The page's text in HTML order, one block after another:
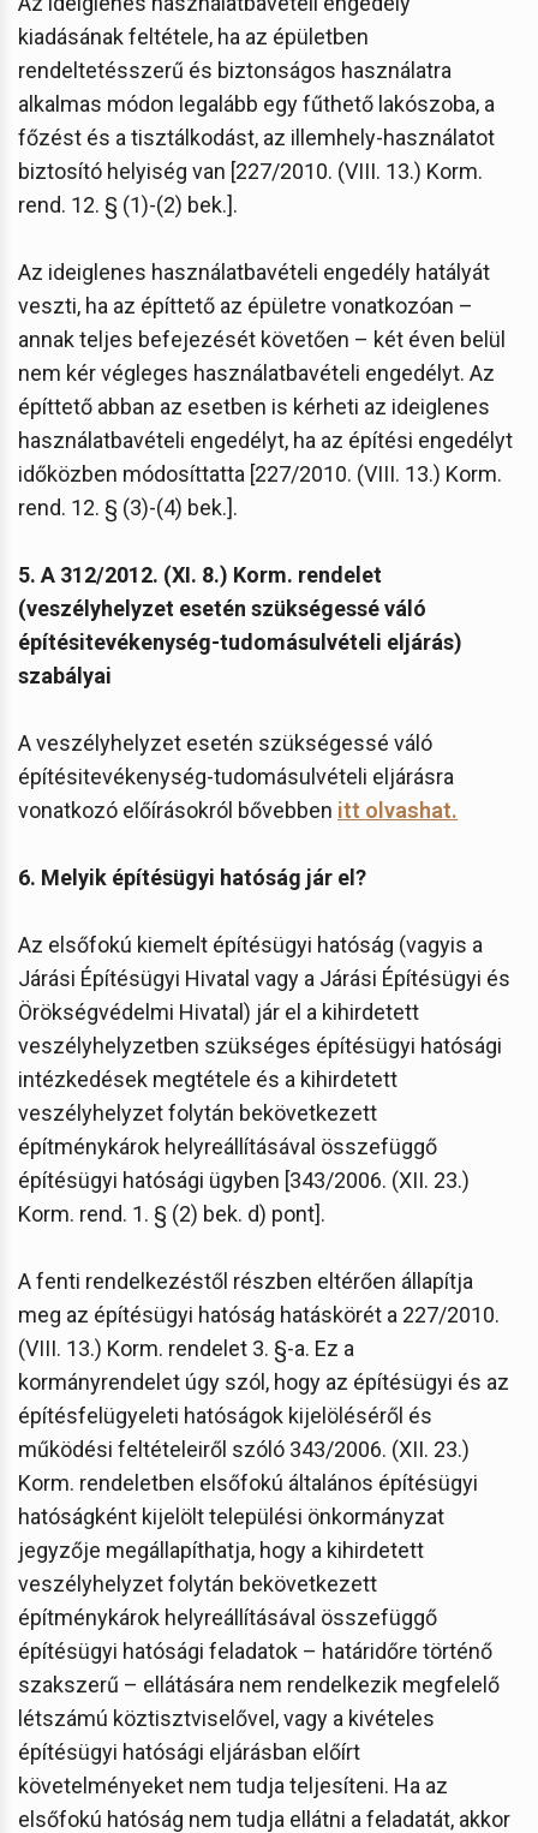
kiadásának feltétele, ha az épületben
rendeltetésszerű és biztonságos használatra
alkalmas módon legalább egy fűthető lakószoba, a
főzést és a tisztálkodást, az illemhely-használatot
biztosító helyiség van [227/2010. (VIII. 13.) Korm.
rend. 12. § (1)-(2) bek.].
Az ideiglenes használatbavételi engedély hatályát
veszti, ha az építtető az épületre vonatkozóan –
annak teljes befejezését követően – két éven belül
nem kér végleges használatbavételi engedélyt. Az
építtető abban az esetben is kérheti az ideiglenes
használatbavételi engedélyt, ha az építési engedélyt
időközben módosíttatta [227/2010. (VIII. 13.) Korm.
rend. 12. § (3)-(4) bek.].
5. A 312/2012. (XI. 8.) Korm. rendelet
(veszélyhelyzet esetén szükségessé váló
építésitevékenység-tudomásulvételi eljárás)
szabályai
A veszélyhelyzet esetén szükségessé váló
építésitevékenység-tudomásulvételi eljárásra
vonatkozó előírásokról bővebben itt olvashat.
6. Melyik építésügyi hatóság jár el?
Az elsőfokú kiemelt építésügyi hatóság (vagyis a
Járási Építésügyi Hivatal vagy a Járási Építésügyi és
Örökségvédelmi Hivatal) jár el a kihirdetett
veszélyhelyzetben szükséges építésügyi hatósági
intézkedések megtétele és a kihirdetett
veszélyhelyzet folytán bekövetkezett
építménykárok helyreállításával összefüggő
építésügyi hatósági ügyben [343/2006. (XII. 23.)
Korm. rend. 1. § (2) bek. d) pont].
A fenti rendelkezéstől részben eltérően állapítja
meg az építésügyi hatóság hatáskörét a 227/2010.
(VIII. 13.) Korm. rendelet 3. §-a. Ez a
kormányrendelet úgy szól, hogy az építésügyi és az
építésfelügyeleti hatóságok kijelöléséről és
működési feltételeiről szóló 343/2006. (XII. 23.)
Korm. rendeletben elsőfokú általános építésügyi
hatóságként kijelölt települési önkormányzat
jegyzője megállapíthatja, hogy a kihirdetett
veszélyhelyzet folytán bekövetkezett
építménykárok helyreállításával összefüggő
építésügyi hatósági feladatok – határidőre történő
szakszerű – ellátására nem rendelkezik megfelelő
létszámú köztisztviselővel, vagy a kivételes
építésügyi hatósági eljárásban előírt
követelményeket nem tudja teljesíteni. Ha az
elsőfokú hatóság nem tudja ellátni a feladatát, akkor